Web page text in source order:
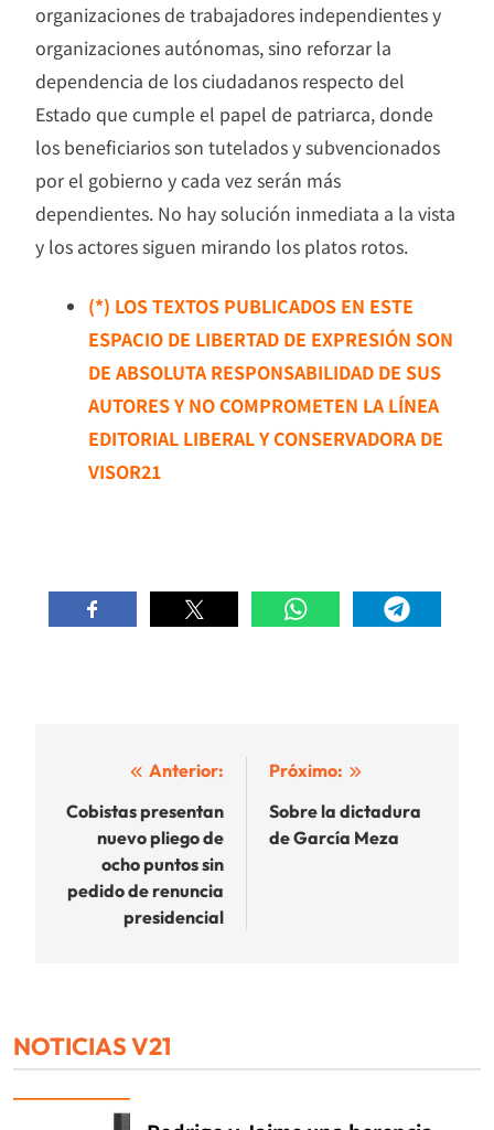
organizaciones de trabajadores independientes y
organizaciones autónomas, sino reforzar la
dependencia de los ciudadanos respecto del
Estado que cumple el papel de patriarca, donde
los beneficiarios son tutelados y subvencionados
por el gobierno y cada vez serán más
dependientes. No hay solución inmediata a la vista
y los actores siguen mirando los platos rotos.
(*) LOS TEXTOS PUBLICADOS EN ESTE
ESPACIO DE LIBERTAD DE EXPRESIÓN SON
DE ABSOLUTA RESPONSABILIDAD DE SUS
AUTORES Y NO COMPROMETEN LA LÍNEA
EDITORIAL LIBERAL Y CONSERVADORA DE
VISOR21
Navegación
de
entradas
Anterior:
Cobistas presentan
nuevo pliego de
ocho puntos sin
pedido de renuncia
presidencial
Próximo:
Sobre la dictadura
de García Meza
NOTICIAS V21